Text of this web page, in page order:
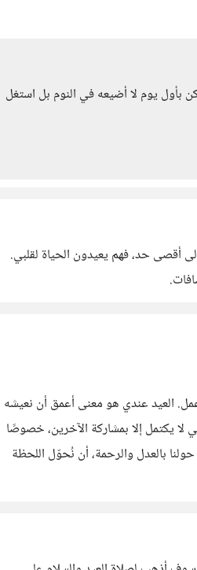
بأول يوم لا أضيعه في النوم بل استغل
أقصى حد، فهم يعيدون الحياة لقلبي.
العيد عندي هو معنى أعمق أن نعيشه
لا يكتمل إلا بمشاركة الآخرين، خصوصًا
بالعدل والرحمة، أن نُحوّل اللحظة